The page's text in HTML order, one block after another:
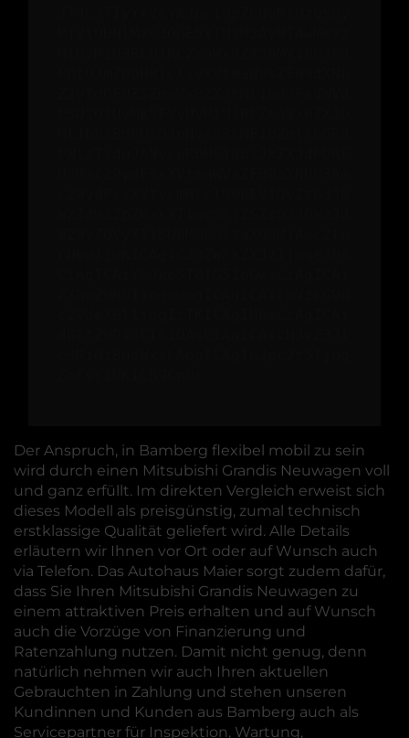
Der Anspruch, in Bamberg flexibel mobil zu sein
wird durch einen Mitsubishi Grandis Neuwagen voll
und ganz erfüllt. Im direkten Vergleich erweist sich
dieses Modell als preisgünstig, zumal technisch
erstklassige Qualität geliefert wird. Alle Details
erläutern wir Ihnen vor Ort oder auf Wunsch auch
via Telefon. Das Autohaus Maier sorgt zudem dafür,
dass Sie Ihren Mitsubishi Grandis Neuwagen zu
einem attraktiven Preis erhalten und auf Wunsch
auch die Vorzüge von Finanzierung und
Ratenzahlung nutzen. Damit nicht genug, denn
natürlich nehmen wir auch Ihren aktuellen
Gebrauchten in Zahlung und stehen unseren
Kundinnen und Kunden aus Bamberg auch als
Servicepartner für Inspektion, Wartung,